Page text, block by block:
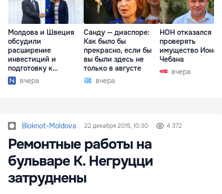
Молдова и Швеция
обсудили
расширение
инвестиций и
подготовку к
отопительному
сезону
вчера
Санду — диаспоре:
Как было бы
прекрасно, если бы
вы были здесь не
только в августе
вчера
НОН отказался
проверять
имущество Иона
Чебана
вчера
Bloknot-Moldova 22 декабря 2015, 10:30 4 372
Ремонтные работы на
бульваре К. Негруцци
затруднены